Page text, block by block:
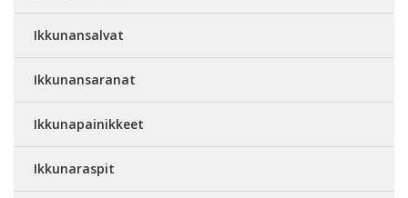
Ikkunansalvat
Ikkunansaranat
Ikkunapainikkeet
Ikkunaraspit